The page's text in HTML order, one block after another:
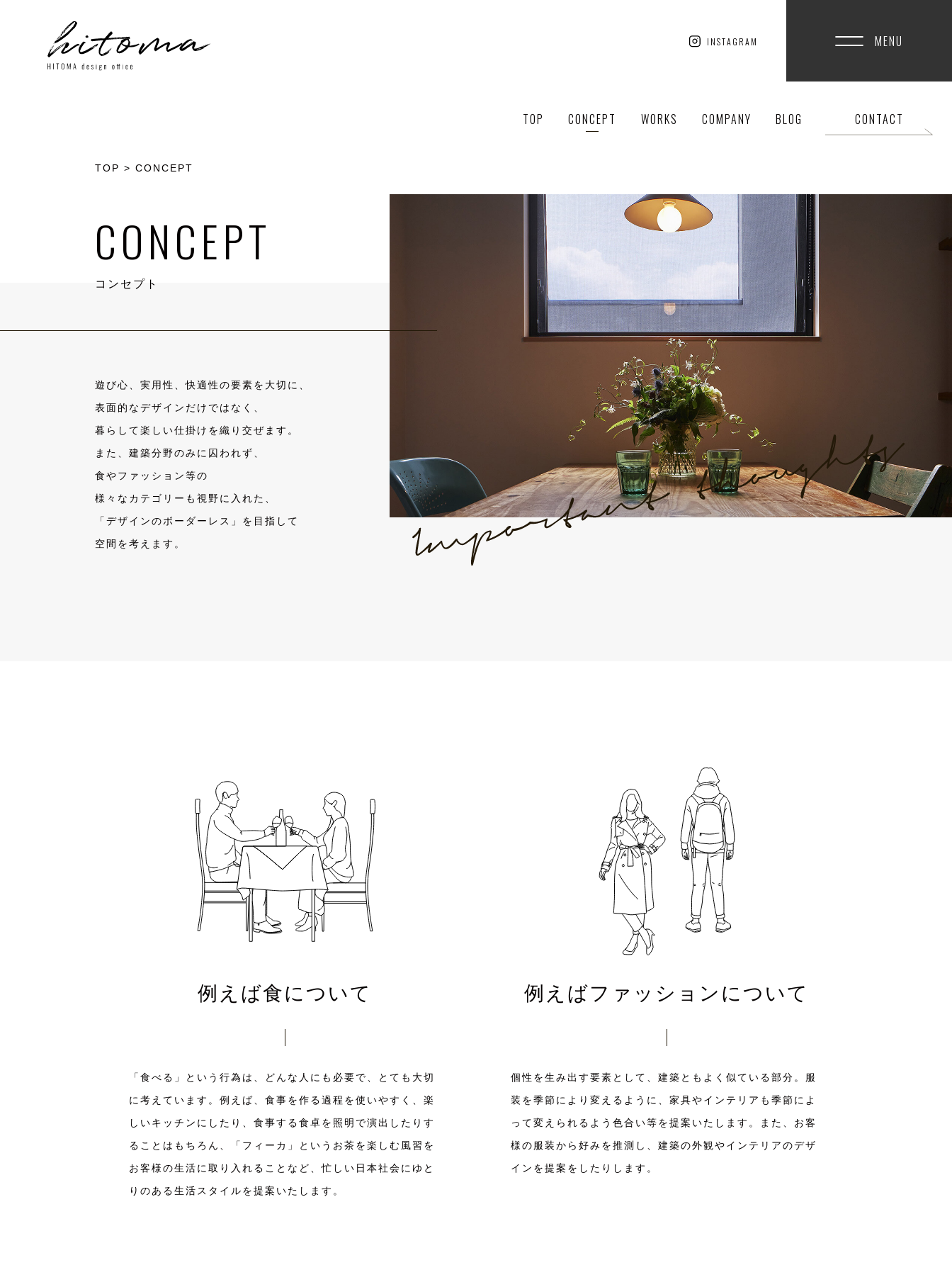
INSTAGRAM MENU
TOP CONCEPT WORKS COMPANY BLOG CONTACT
TOP >CONCEPT
CONCEPT
コンセプト
遊び心、実用性、快適性の要素を大切に、
表面的なデザインだけではなく、
暮らして楽しい仕掛けを織り交ぜます。
また、建築分野のみに囚われず、
食やファッション等の
様々なカテゴリーも視野に入れた、
「デザインのボーダーレス」を目指して
空間を考えます。
例えば食について
「食べる」という行為は、どんな人にも必要で、とても大切
に考えています。例えば、食事を作る過程を使いやすく、楽
しいキッチンにしたり、食事する食卓を照明で演出したりす
ることはもちろん、「フィーカ」というお茶を楽しむ風習を
お客様の生活に取り入れることなど、忙しい日本社会にゆと
りのある生活スタイルを提案いたします。
例えばファッションについて
個性を生み出す要素として、建築ともよく似ている部分。服
装を季節により変えるように、家具やインテリアも季節によ
って変えられるよう色合い等を提案いたします。また、お客
様の服装から好みを推測し、建築の外観やインテリアのデザ
インを提案をしたりします。